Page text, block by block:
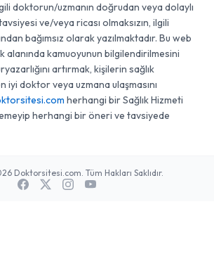
doktorun/uzmanın doğrudan veya dolaylı
ve/veya ricası olmaksızın, ilgili
bağımsız olarak yazılmaktadır. Bu web
alanında kamuoyunun bilgilendirilmesini
artırmak, kişilerin sağlık
iyi doktor veya uzmana ulaşmasını
herhangi bir Sağlık Hizmeti
herhangi bir öneri ve tavsiyede
Doktorsitesi.com. Tüm Hakları Saklıdır.